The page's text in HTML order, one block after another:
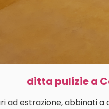
ditta pulizie a
ad estrazione, abbinati